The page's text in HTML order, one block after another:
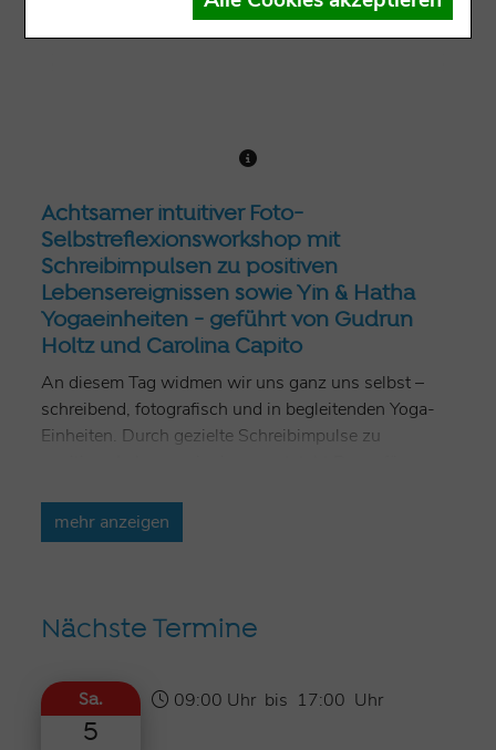
Achtsamer intuitiver Foto-
Selbstreflexionsworkshop mit
Schreibimpulsen zu positiven
Lebensereignissen sowie Yin & Hatha
Yogaeinheiten - geführt von Gudrun
Holtz und Carolina Capito
An diesem Tag widmen wir uns ganz uns selbst –
schreibend, fotografisch und in begleitenden Yoga-
Einheiten. Durch gezielte Schreibimpulse zu
Die dabei entstehenden inneren Bilder werden
Fotografien in den Händen der Teilnehmenden liegen.
und Yin-Yoga-Einheiten, die Achtsamkeit und
Körperwahrnehmung fördern. Gemeinsam gehen wir
bewusst und entschleunigt durch den Tag.
mehr anzeigen
Nächste Termine
Sa.
5
09:00 Uhr bis 17:00 Uhr